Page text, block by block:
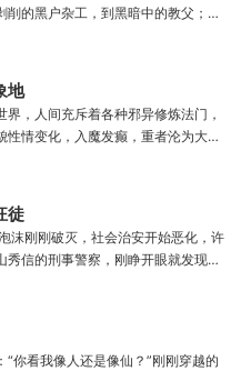
削的黑户杂工，到黑暗中的教父；从
制定规则的幕后皇帝；阳光照耀时
至还能遮住光！”“我们从不敲诈勒
一分钱，在良心上都能过的去。”如
房门，他们要么为你带来我的问候，
灭。至于你会得到什么，这要看你怎
地
界，人间充斥着各种邪异修炼法门，
性情变化，入魔发癫，重者沦为大
穿越而来，意外得到一本大药功法
胎换骨，玉剑指路，洞穿一切。后来
怀揣“达者兼济天下”的理念，段云
谁曾想……“段魔头误我！他告诉我这
只能蹲着尿尿，呜呜......”“这本《七
的我，我如今不是被杀就是踩屎，神
飞天的，结果却一夜间入了魔，沦
的手笔！”……段云很是不解，自己不
徒
沫刚刚破灭，社会治安开始恶化，许
秀信的刑事警察，刚睁开眼就发现自
世纪初有权威杂志称：从90年代开
本国民表示：八嘎！我们宁愿再失
贼！
“你看我像人还是像仙？”刚刚穿越的